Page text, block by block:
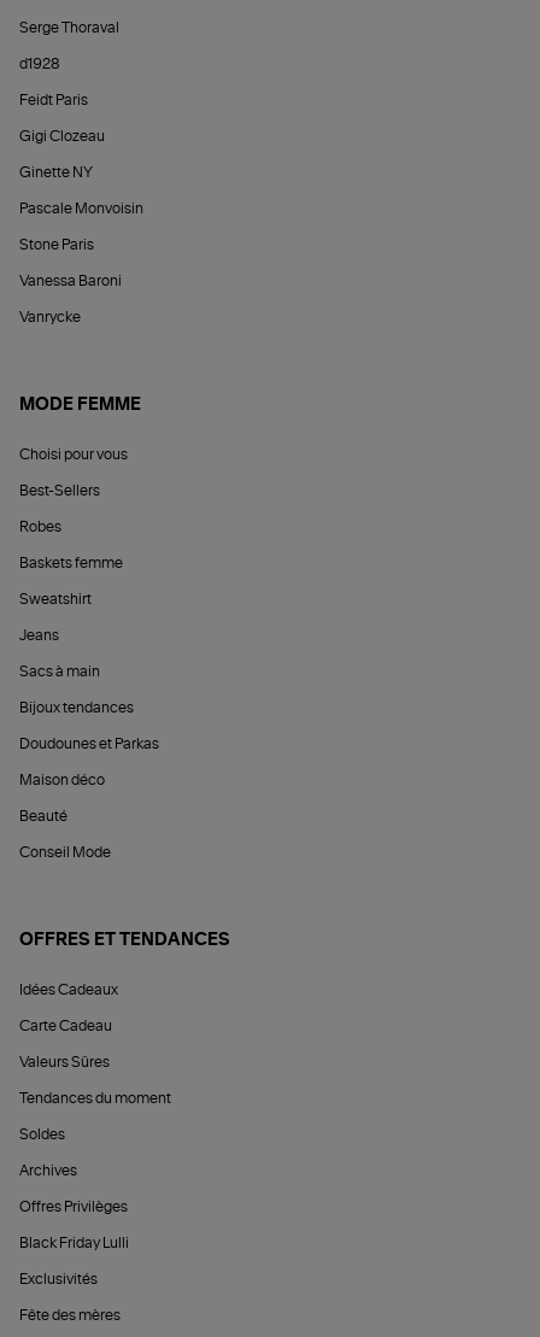
Serge Thoraval
d1928
Feidt Paris
Gigi Clozeau
Ginette NY
Pascale Monvoisin
Stone Paris
Vanessa Baroni
Vanrycke
MODE FEMME
Choisi pour vous
Best-Sellers
Robes
Baskets femme
Sweatshirt
Jeans
Sacs à main
Bijoux tendances
Doudounes et Parkas
Maison déco
Beauté
Conseil Mode
OFFRES ET TENDANCES
Idées Cadeaux
Carte Cadeau
Valeurs Sûres
Tendances du moment
Soldes
Archives
Offres Privilèges
Black Friday Lulli
Exclusivités
Fête des mères